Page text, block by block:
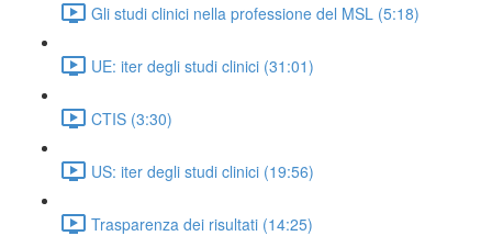
Gli studi clinici nella professione del MSL (5:18)
UE: iter degli studi clinici (31:01)
CTIS (3:30)
US: iter degli studi clinici (19:56)
Trasparenza dei risultati (14:25)